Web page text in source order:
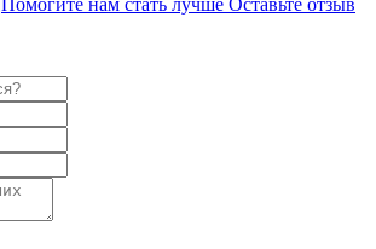
Помогите нам стать лучше Оставьте отзыв